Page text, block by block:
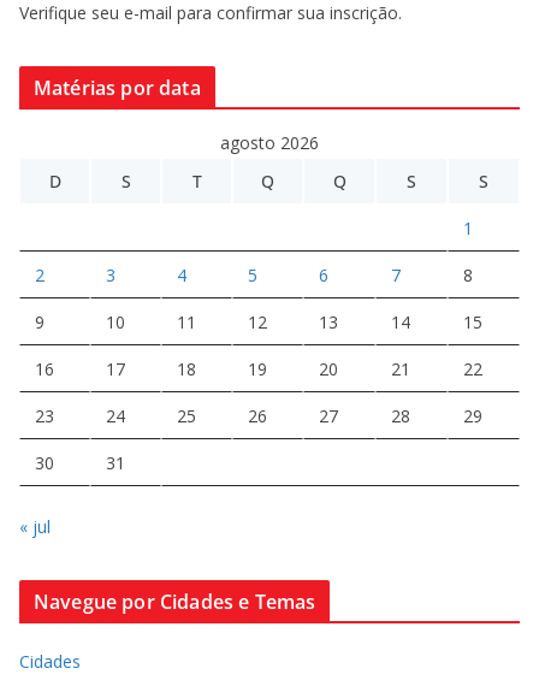
Verifique seu e-mail para confirmar sua inscrição.
Matérias por data
agosto 2026
D
S T Q Q S S
1
2 3 4 5 6 7 8
9 10 11 12 13 14 15
16 17 18 19 20 21 22
23 24 25 26 27 28 29
30 31
« jul
Navegue por Cidades e Temas
Cidades